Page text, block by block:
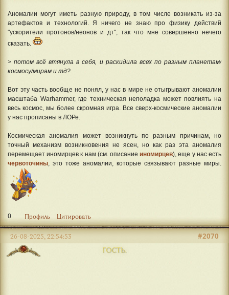
Аномалии могут иметь разную природу, в том числе возникать из-за
артефактов и технологий. Я ничего не знаю про физику действий
"ускорители протонов/неонов и дт", так что мне совершенно нечего
сказать.
> потом всё втянула в себя, и раскидила всех по разным планетам/
космосу/мирам и тд?
Вот эту часть вообще не понял, у нас в мире не отыгрывают аномалии
масштаба Warhammer, где техническая неполадка может повлиять на
весь космос, мы более скромная игра. Все сверх-космические аномалии
у нас прописаны в ЛОРе.
Космическая аномалия может возникнуть по разным причинам, но
точный механизм возникновения не ясен, но как раз эта аномалия
перемещает иномирцев к нам (см. описаниеиномирцев), еще у нас есть
червоточины, это тоже аномалии, которые связывают разные миры.
0 Профиль Цитировать
ГОСТЬ.
#2070
26-08-2025, 22:54:53